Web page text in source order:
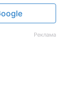
Реклама